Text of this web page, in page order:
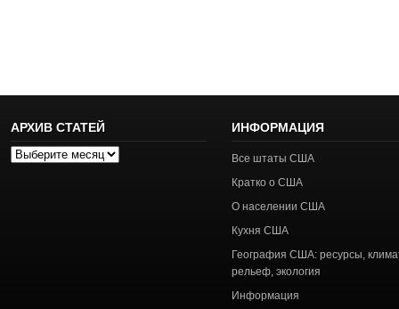
АРХИВ СТАТЕЙ
Архив
ИНФОРМАЦИЯ
Все штаты США
Кратко о США
О населении США
Кухня США
География США: ресурсы,
рельеф, экология
Информация